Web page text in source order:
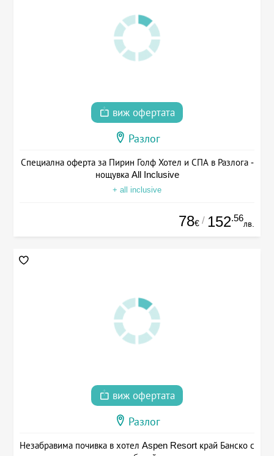
виж офертата
Разлог
Специална оферта за Пирин Голф Хотел и СПА в Разлога -
нощувка All Inclusive
+ all inclusive
78€ / 152.56
лв.
виж офертата
Разлог
Незабравима почивка в хотел Aspen Resort край Банско с